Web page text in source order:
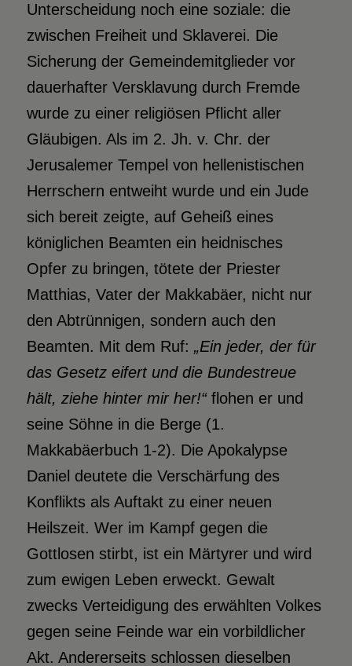
Unterscheidung noch eine soziale: die
zwischen Freiheit und Sklaverei. Die
Sicherung der Gemeindemitglieder vor
dauerhafter Versklavung durch Fremde
wurde zu einer religiösen Pflicht aller
Gläubigen. Als im 2. Jh. v. Chr. der
Jerusalemer Tempel von hellenistischen
Herrschern entweiht wurde und ein Jude
sich bereit zeigte, auf Geheiß eines
königlichen Beamten ein heidnisches
Opfer zu bringen, tötete der Priester
Matthias, Vater der Makkabäer, nicht nur
den Abtrünnigen, sondern auch den
Beamten. Mit dem Ruf: „Ein jeder, der für
das Gesetz eifert und die Bundestreue
hält, ziehe hinter mir her!“flohen er und
seine Söhne in die Berge (1.
Makkabäerbuch 1-2). Die Apokalypse
Daniel deutete die Verschärfung des
Konflikts als Auftakt zu einer neuen
Heilszeit. Wer im Kampf gegen die
Gottlosen stirbt, ist ein Märtyrer und wird
zum ewigen Leben erweckt. Gewalt
zwecks Verteidigung des erwählten Volkes
gegen seine Feinde war ein vorbildlicher
Akt. Andererseits schlossen dieselben